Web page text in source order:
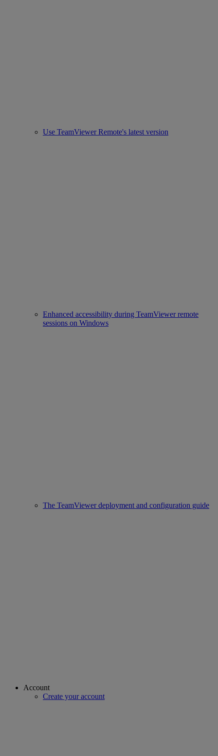
Use TeamViewer Remote's latest version
Enhanced accessibility during TeamViewer remote
sessions on Windows
The TeamViewer deployment and configuration guide
Account
Create your account